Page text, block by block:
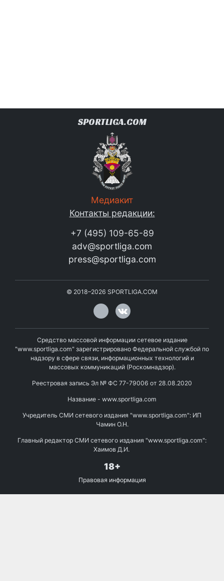
SPORTLIGA.COM
Медиакит
Контакты редакции:
+7 (495) 109-65-89
adv@sportliga.com
press@sportliga.com
© 2018–2026 SPORTLIGA.COM
Средство массовой информации сетевое издание
"www.sportliga.com" зарегистрировано Федеральной службой по
надзору в сфере связи, информационных технологий и
массовых коммуникаций (Роскомнадзор).
Реестровая запись Эл № ФС 77-79006 от 28.08.2020
Название - www.sportliga.com
Учредитель СМИ сетевого издания "www.sportliga.com": ИП
Чамин О.Н.
Главный редактор СМИ сетевого издания "www.sportliga.com":
Хаимов Д.И.
18+
Правовая информация